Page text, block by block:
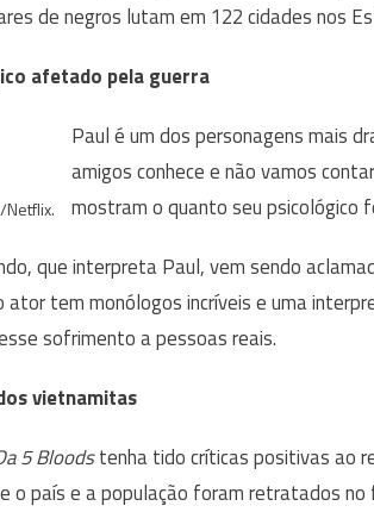
de negros lutam em 122 cidades nos
afetado pela guerra
Netflix.
Paul é um dos personagens mais
amigos conhece e não vamos
mostram o quanto seu psicológico
que interpreta Paul, vem sendo
ator tem monólogos incríveis e uma
sofrimento a pessoas reais.
vietnamitas
5 Bloodstenha tido críticas positivas ao
o país e a população foram retratados no